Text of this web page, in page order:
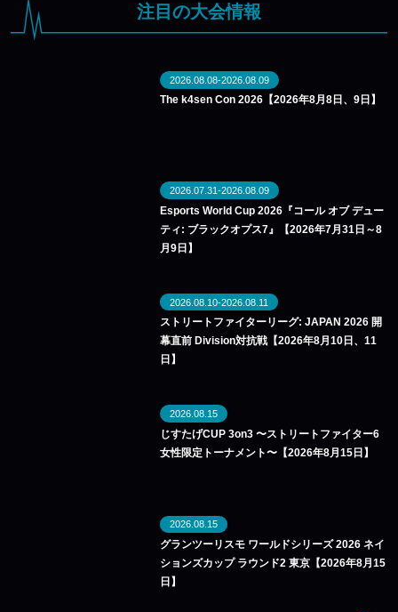
注目の大会情報
2026.08.08-2026.08.09
The k4sen Con 2026【2026年8月8日、9日】
2026.07.31-2026.08.09
Esports World Cup 2026『コール オブ デュー
ティ: ブラックオプス7』【2026年7月31日～8
月9日】
2026.08.10-2026.08.11
ストリートファイターリーグ: JAPAN 2026 開
幕直前 Division対抗戦【2026年8月10日、11
日】
2026.08.15
じすたげCUP 3on3 〜ストリートファイター6
女性限定トーナメント〜【2026年8月15日】
2026.08.15
グランツーリスモ ワールドシリーズ 2026 ネイ
ションズカップ ラウンド2 東京【2026年8月15
日】